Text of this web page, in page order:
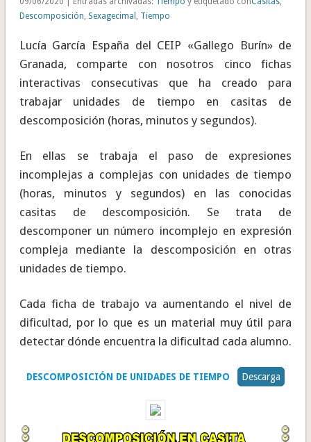
Descomposición, Sexagecimal , Tiempo
Lucía García España del CEIP «Gallego Burín» de
Granada, comparte con nosotros cinco fichas
interactivas consecutivas que ha creado para
trabajar unidades de tiempo en casitas de
descomposición (horas, minutos y segundos).
En ellas se trabaja el paso de expresiones
incomplejas a complejas con unidades de tiempo
(horas, minutos y segundos) en las conocidas
casitas de descomposición. Se trata de
descomponer un número incomplejo en expresión
compleja mediante la descomposición en otras
unidades de tiempo.
Cada ficha de trabajo va aumentando el nivel de
dificultad, por lo que es un material muy útil para
detectar dónde encuentra la dificultad cada alumno.
DESCOMPOSICIÓN DE UNIDADES DE TIEMPO Descarga